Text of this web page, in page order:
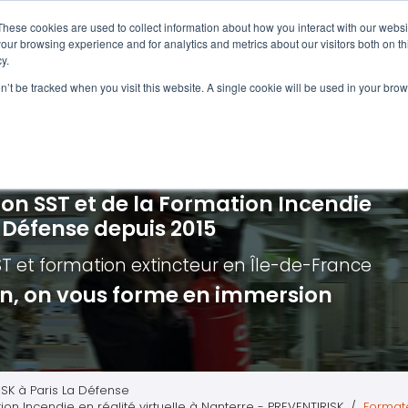
cookies are used to collect information about how you interact with our
browsing experience and for analytics and metrics about our visitors both on
be tracked when you visit this website. A single cookie will be used in your
incendie - Guide et Serre file
de première intervention
Extincteurs
en réalité augmentée
Évacuation établissements de
Évacuation secteur tertiaire
Évacuation secteur industriel
SST et de la Formation Incendie
depuis 2015
et formation extincteuren Île-de-France
on vous forme en immersion
à Paris La Défense